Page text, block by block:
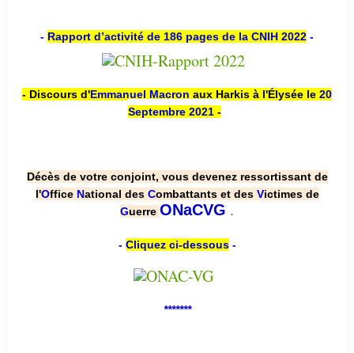
- Rapport d’activité de 186 pages de la CNIH 2022 -
- Discours d'Emmanuel Macron aux Harkis à l'Élysée le 20
Septembre 2021 -
Décès de votre conjoint, vous devenez ressortissant de
l'Office National des Combattants et des Victimes de
Guerre ONaCVG .
- Cliquez ci-dessous-
*******